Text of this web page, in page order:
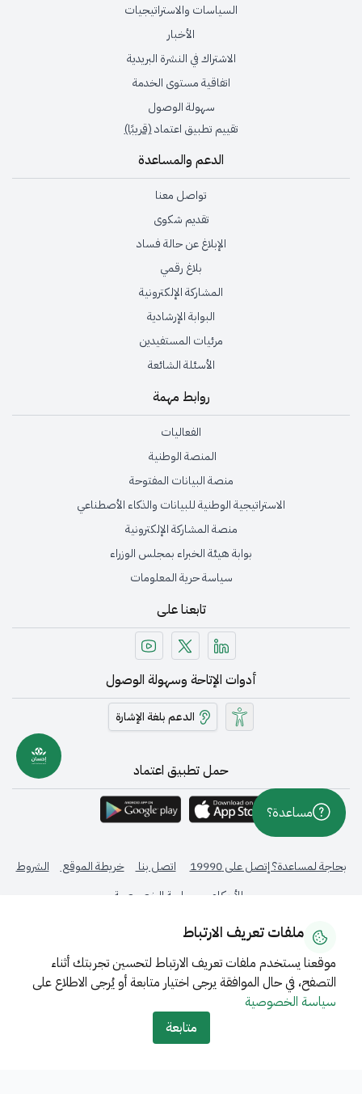
ملفات تعريف الارتباط
موقعنا يستخدم ملفات تعريف الارتباط لتحسين تجربتك أثناء
التصفح، في حال الموافقة يرجى اختيار متابعة أو يُرجى الاطلاع على
سياسة الخصوصية
متابعة
السياسات والاستراتيجيات
الأخبار
الاشتراك في النشرة البريدية
اتفاقية مستوى الخدمة
سهولة الوصول
تقييم تطبيق اعتماد(قريبًا)
الدعم والمساعدة
تواصل معنا
تقديم شكوى
الإبلاغ عن حالة فساد
بلاغ رقمي
المشاركة الإلكترونية
البوابة الإرشادية
مرئيات المستفيدين
الأسئلة الشائعة
روابط مهمة
الفعاليات
المنصة الوطنية
منصة البيانات المفتوحة
الاستراتيجية الوطنية للبيانات والذكاء الأصطناعي
منصة المشاركة الإلكترونية
بوابة هيئة الخبراء بمجلس الوزراء
سياسة حرية المعلومات
تابعنا على
أدوات الإتاحة وسهولة الوصول
الدعم بلغة الإشارة
حمل تطبيق اعتماد
بحاجة لمساعدة؟ إتصل على 19990 اتصل بنا خريطة الموقع
الشروط
والأحكام
سياسة الخصوصية
جميع الحقوق محفوظة © 2026 - المركز الوطني لنظم الموارد الحكومية -
تحت إشراف
مساعدة؟